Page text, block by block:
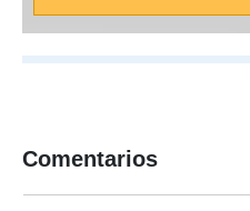
Comentarios